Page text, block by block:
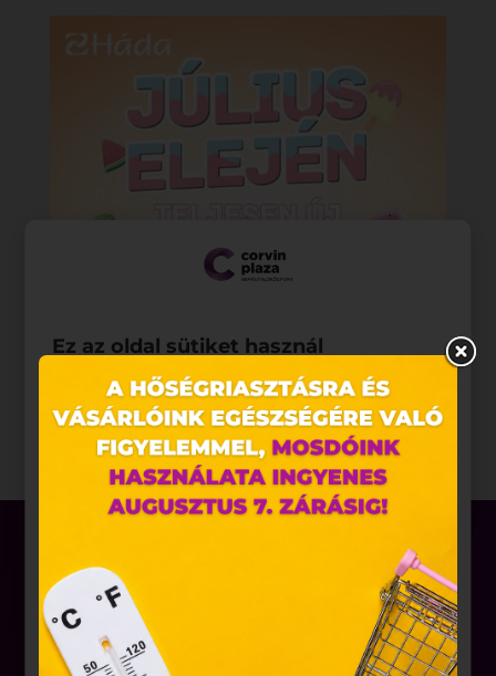
Ez az oldal sütiket használ
Weboldalunkon „cookie"-kat (továbbiakban „süti")
alkalmazunk. Ezek olyan fájlok, melyek információt
tárolnak webes böngészőjében. Ehhez az Ön
hozzájárulása szükséges.
A „sütiket" az elektronikus hírközlésről szóló 2003.
összefüggő szolgáltatások egyes kérdéseiről szóló
2001. évi CVIII. törvény, valamint az Európai Unió
előírásainak megfelelően használjuk. Azon
weblapoknak, melyek az Európai Unió országain
belül működnek, a „sütik" használatához, és